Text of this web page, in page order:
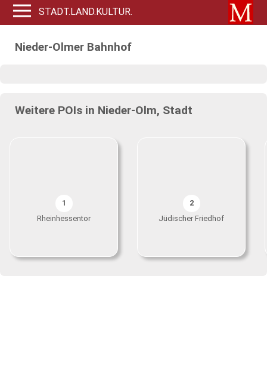
STADT.LAND.KULTUR.
Nieder-Olmer Bahnhof
Weitere POIs in Nieder-Olm, Stadt
1
Rheinhessentor
2
Jüdischer Friedhof